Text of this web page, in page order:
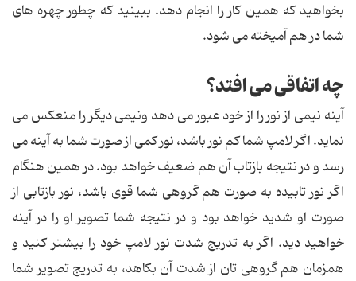
بخواهید که همین کار را انجام دهد. ببینید که چطور چهره های
شما در هم آمیخته می شود.
چه اتفاقی می افتد؟
آینه نیمی از نور را از خود عبور می دهد ونیمی دیگر را منعکس می
نماید. اگر لامپ شما کم نور باشد، نور کمی از صورت شما به آینه می
رسد و در نتیجه بازتاب آن هم ضعیف خواهد بود. در همین هنگام
اگر نور تابیده به صورت هم گروهی شما قوی باشد، نور بازتابی از
صورت او شدید خواهد بود و در نتیجه شما تصویر او را در آینه
خواهید دید. اگر به تدریج شدت نور لامپ خود را بیشتر کنید و
همزمان هم گروهی تان از شدت آن بکاهد، به تدریج تصویر شما